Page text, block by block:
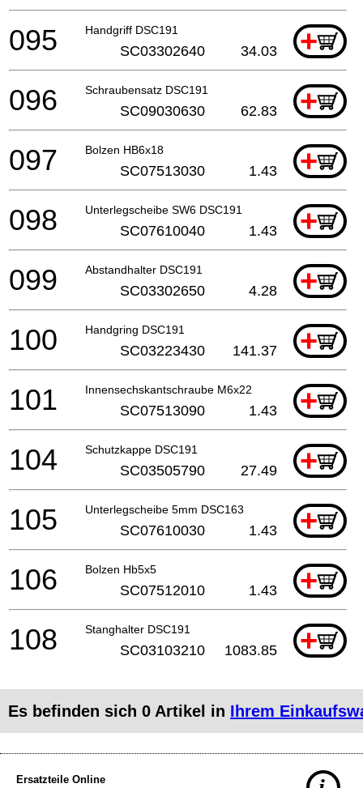
Handgriff DSC191 +
095 SC03302640 34.03
Schraubensatz DSC191 +
096 SC09030630 62.83
Bolzen HB6x18 +
097 SC07513030 1.43
Unterlegscheibe SW6 DSC191 +
098 SC07610040 1.43
Abstandhalter DSC191 +
099 SC03302650 4.28
Handgring DSC191 +
100 SC03223430 141.37
Innensechskantschraube M6x22 +
101 SC07513090 1.43
Schutzkappe DSC191 +
104 SC03505790 27.49
Unterlegscheibe 5mm DSC163 +
105 SC07610030 1.43
Bolzen Hb5x5 +
106 SC07512010 1.43
Stanghalter DSC191 +
108 SC03103210 1083.85
Es befinden sich 0 Artikel in Ihrem
Ersatzteile Online